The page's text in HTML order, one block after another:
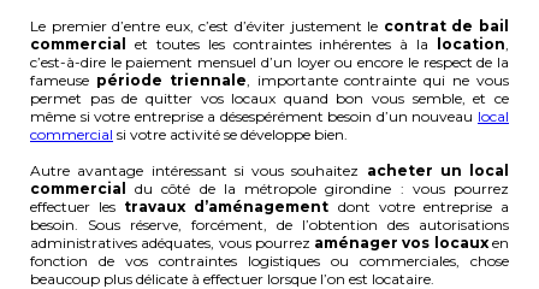
Le premier d’entre eux, c’est d’éviter justement le contrat de bail
commercial et toutes les contraintes inhérentes à la location
c’est-à-dire le paiement mensuel d’un loyer ou encore le respect de la
fameuse période triennale , importante contrainte qui ne vous
permet pas de quitter vos locaux quand bon vous semble, et ce
même si votre entreprise a désespérément besoin d’un nouveau local
commercial si votre activité se développe bien.
Autre avantage intéressant si vous souhaitez acheter un local
commercial du côté de la métropole girondine : vous pourrez
effectuer les travaux d’aménagement dont votre entreprise a
besoin. Sous réserve, forcément, de l’obtention des autorisations
administratives adéquates, vous pourrez aménager vos locauxen
fonction de vos contraintes logistiques ou commerciales, chose
beaucoup plus délicate à effectuer lorsque l’on est locataire.